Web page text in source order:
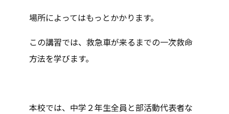
場所によってはもっとかかります。
この講習では、救急車が来るまでの一次救命
方法を学びます。
本校では、中学２年生全員と部活動代表者な